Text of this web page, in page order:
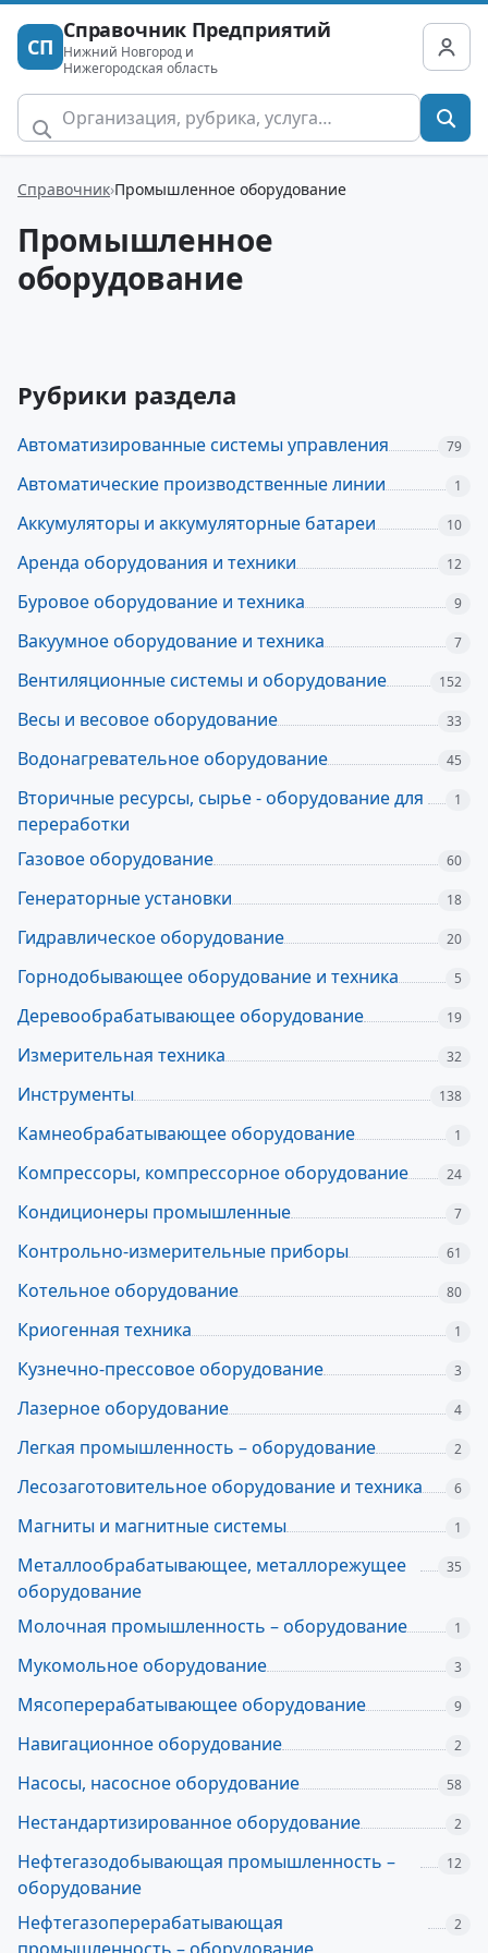
СП
Справочник Предприятий
Нижний Новгород и
Нижегородская область
Справочник Промышленное оборудование
Промышленное
оборудование
Рубрики раздела
Автоматизированные системы управления 79
Автоматические производственные линии 1
Аккумуляторы и аккумуляторные батареи 10
Аренда оборудования и техники 12
Буровое оборудование и техника 9
Вакуумное оборудование и техника 7
Вентиляционные системы и оборудование 152
Весы и весовое оборудование 33
Водонагревательное оборудование 45
Вторичные ресурсы, сырье - оборудование для
переработки
1
Газовое оборудование 60
Генераторные установки 18
Гидравлическое оборудование 20
Горнодобывающее оборудование и техника 5
Деревообрабатывающее оборудование 19
Измерительная техника 32
Инструменты 138
Камнеобрабатывающее оборудование 1
Компрессоры, компрессорное оборудование 24
Кондиционеры промышленные 7
Контрольно-измерительные приборы 61
Котельное оборудование 80
Криогенная техника 1
Кузнечно-прессовое оборудование 3
Лазерное оборудование 4
Легкая промышленность – оборудование 2
Лесозаготовительное оборудование и техника 6
Магниты и магнитные системы 1
Металлообрабатывающее, металлорежущее
оборудование
35
Молочная промышленность – оборудование 1
Мукомольное оборудование 3
Мясоперерабатывающее оборудование 9
Навигационное оборудование 2
Насосы, насосное оборудование 58
Нестандартизированное оборудование 2
Нефтегазодобывающая промышленность –
оборудование
12
Нефтегазоперерабатывающая
2